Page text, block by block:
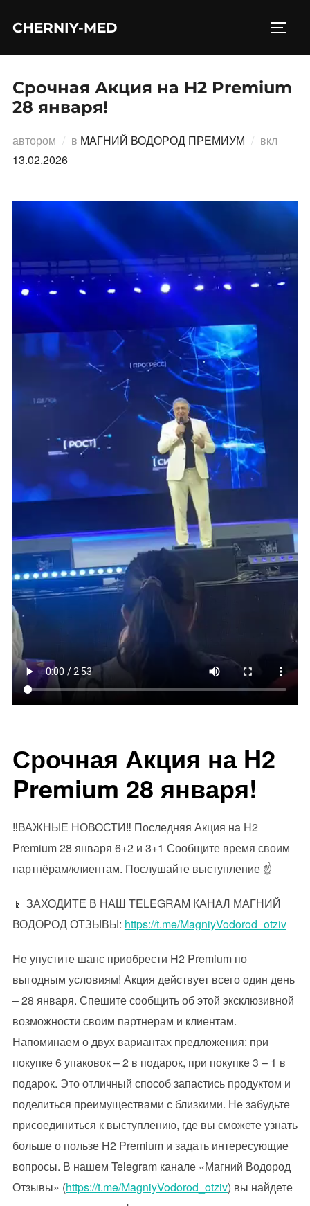
CHERNIY-MED
Срочная Акция на H2 Premium
28 января!
автором в МАГНИЙ ВОДОРОД ПРЕМИУМ вкл
13.02.2026
Срочная Акция на H2
Premium 28 января!
‼️ВАЖНЫЕ НОВОСТИ‼️ Последняя Акция на H2
Premium 28 января 6+2 и 3+1 Сообщите время своим
партнёрам/клиентам. Послушайте выступление ☝
📱 ЗАХОДИТЕ В НАШ TELEGRAM КАНАЛ МАГНИЙ
ВОДОРОД ОТЗЫВЫ: https://t.me/MagniyVodorod_otziv
Не упустите шанс приобрести H2 Premium по
выгодным условиям! Акция действует всего один день
– 28 января. Спешите сообщить об этой эксклюзивной
возможности своим партнерам и клиентам.
Напоминаем о двух вариантах предложения: при
покупке 6 упаковок – 2 в подарок, при покупке 3 – 1 в
подарок. Это отличный способ запастись продуктом и
поделиться преимуществами с близкими. Не забудьте
присоединиться к выступлению, где вы сможете узнать
больше о пользе H2 Premium и задать интересующие
вопросы. В нашем Telegram канале «Магний Водород
Отзывы» (https://t.me/MagniyVodorod_otziv) вы найдете